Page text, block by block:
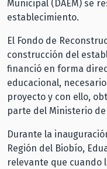
Municipal (DAEM) se
establecimiento.
El Fondo de
construcción del
financió en forma
educacional,
proyecto y con ello,
parte del Ministerio de
Durante la
Región del Biobío,
relevante que cuando